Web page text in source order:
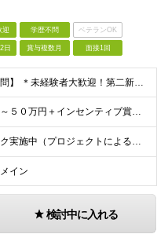
迎 学歴不問 ベテランOK
日 賞与複数月 面接1回
【学歴・経験不問】 ＊未経験者大歓迎！第二新卒歓迎/充実研修/WEB面接可能＊ 「 営業ってなんとなく難しそう・・・ 」 「 AIとかSNSなんて分からない・・・ 」 という未経験の方でも安心して
★月給３２万円～５０万円＋インセンティブ賞与＋決算賞与★ （30時間の固定残業代、一律月54,750円を含む。超過分は支給） ※経験・スキルを考慮の上、決定 ※昇給：随時あり 【インセンティブについ
★リモートワーク実施中（プロジェクトによる） ※一部フルリモートあり 【本社】 東京都千代田区五番町4-8 日立五番町ビル 5F 【その他勤務先】 ・北海道札幌市中央区大通東 ・宮城県仙台市青葉区
イン
検討中に入れる